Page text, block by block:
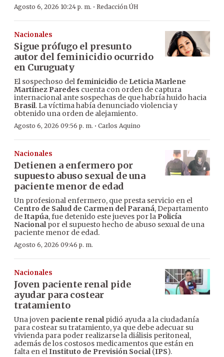
Agosto 6, 2026 10:24 p. m. · Redacción ÚH
Nacionales
Sigue prófugo el presunto
autor del feminicidio ocurrido
en Curuguaty
El sospechoso delfeminicidio de Leticia Marlene
Martínez Paredes cuenta con orden de captura
internacional ante sospechas de que habría huido hacia
Brasil. La víctima había denunciado violencia y
obtenido una orden de alejamiento.
Agosto 6, 2026 09:56 p. m. · Carlos Aquino
Nacionales
Detienen a enfermero por
supuesto abuso sexual de una
paciente menor de edad
Un profesional enfermero, que presta servicio en el
Centro de Salud de Carmen del Paraná, Departamento
deItapúa, fue detenido este jueves por la Policía
Nacionalpor el supuesto hecho de abuso sexual de una
paciente menor de edad.
Agosto 6, 2026 09:46 p. m.
Nacionales
Joven paciente renal pide
ayudar para costear
tratamiento
Una joven paciente renalpidió ayuda a la ciudadanía
para costear su tratamiento, ya que debe adecuar su
vivienda para poder realizarse la diálisis peritoneal,
además de los costosos medicamentos que están en
falta en elInstituto de Previsión Social(IPS).